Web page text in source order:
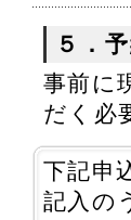
５．
事前に
だく必
下記申
記入の